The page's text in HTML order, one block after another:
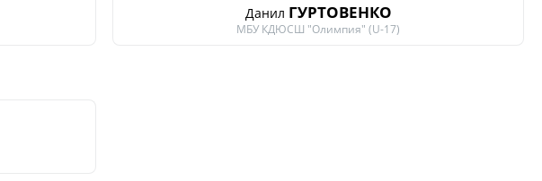
Данил ГУРТОВЕНКО
МБУ КДЮСШ "Олимпия" (U-17)